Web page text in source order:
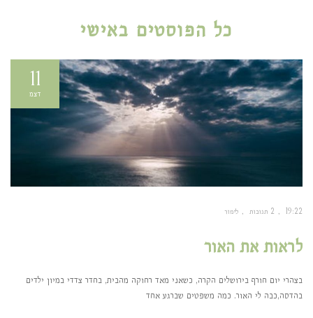
כל הפוסטים באישי
11
דצמ
19:22 2 תגובות לימור
לראות את האור
בצהרי יום חורף בירושלים הקרה, כשאני מאד רחוקה מהבית, בחדר צדדי במיון ילדים
בהדסה,כבה לי האור. כמה משפטים שברגע אחד